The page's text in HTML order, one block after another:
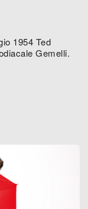
1954 Ted
Gemelli.